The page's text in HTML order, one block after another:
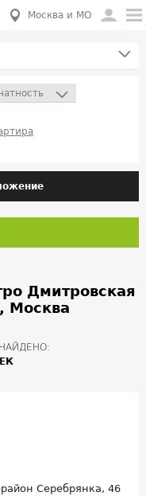
Москва и МО
Дмитровская
Москва
Серебрянка, 46